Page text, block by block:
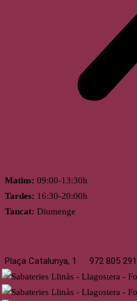
Matins: 09:00-13:30h
Tardes: 16:30-20:00h
Tancat: Diumenge
Plaça Catalunya, 1 972 805 291